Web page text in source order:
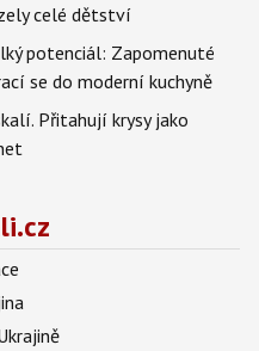
celé dětství
potenciál: Zapomenuté
se do moderní kuchyně
Přitahují krysy jako